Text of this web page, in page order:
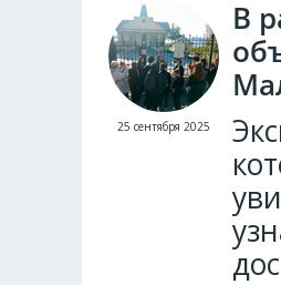
В
25 сентября 2025